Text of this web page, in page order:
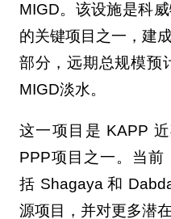
MIGD。该设施是科
的关键项目之一，建
部分，远期总规模预
MIGD淡水。
这一项目是 KAPP
PPP项目之一。当前
括 Shagaya 和
源项目，并对更多潜